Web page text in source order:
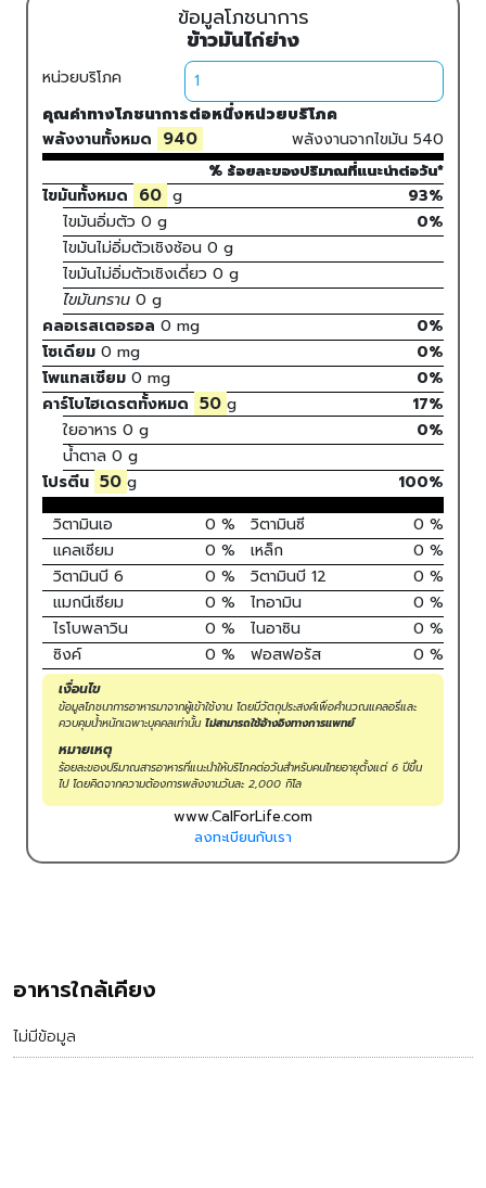
ข้อมูลโภชนาการ
ข้าวมันไก่ย่าง
หน่วยบริโภค
คุณค่าทางโภชนาการต่อหนึ่งหน่วยบริโภค
พลังงานทั้งหมด 940 พลังงานจากไขมัน 540
% ร้อยละของปริมาณที่แนะนำต่อวัน*
ไขมันทั้งหมด 60 g
93%
ไขมันอิ่มตัว 0 g 0%
ไขมันไม่อิ่มตัวเชิงซ้อน 0 g
ไขมันไม่อิ่มตัวเชิงเดี่ยว 0 g
ไขมันทราน 0 g
คลอเรสเตอรอล 0 mg 0%
โซเดียม 0 mg 0%
โพแทสเซียม 0 mg 0%
คาร์โบไฮเดรตทั้งหมด 50 g 17%
ใยอาหาร 0 g
0%
น้ำตาล 0 g
โปรตีน 50 g 100%
วิตามินเอ
0 % วิตามินซี 0 %
แคลเซียม
0 % เหล็ก 0 %
วิตามินบี 6
0 % วิตามินบี 12 0 %
แมกนีเซียม
0 % ไทอามิน 0 %
ไรโบพลาวิน
0 % ไนอาซิน 0 %
ซิงค์
0 % ฟอสฟอรัส 0 %
เงื่อนไข
ข้อมูลโภชนาการอาหารมาจากผู้เข้าใช้งาน โดยมีวัตถุประสงค์เพื่อคำนวณแคลอรี่และ
ควบคุมน้ำหนักเฉพาะบุคคลเท่านั้น ไม่สามารถใช้อ้างอิงทางการแพทย์
หมายเหตุ
ร้อยละของปริมาณสารอาหารที่แนะนำให้บริโภคต่อวันสำหรับคนไทยอายุตั้งแต่ 6 ปีขึ้น
ไป โดยคิดจากความต้องการพลังงานวันละ 2,000 กิโล
www.CalForLife.com
ลงทะเบียนกับเรา
อาหารใกล้เคียง
ไม่มีข้อมูล